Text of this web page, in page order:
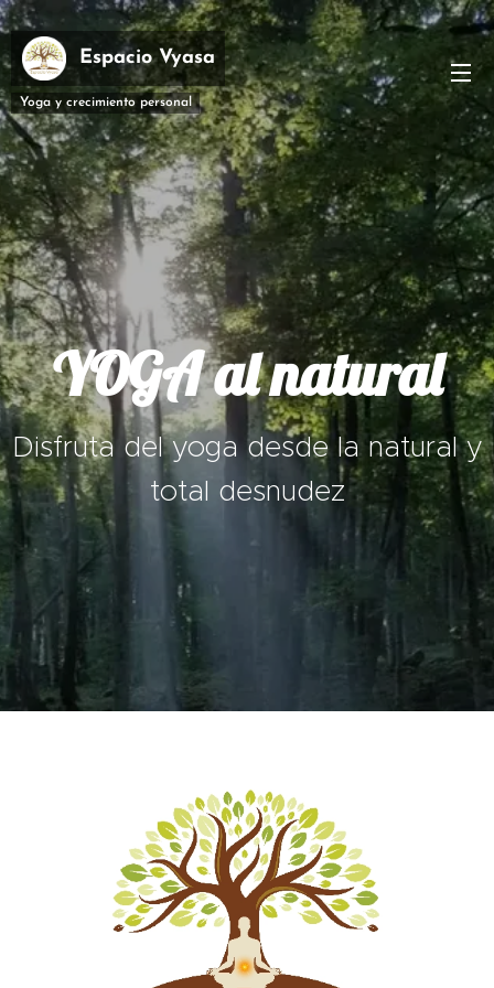
Espacio Vyasa
Yoga y crecimiento personal
YOGA al natural
Disfruta del yoga desde la natural y
total desnudez